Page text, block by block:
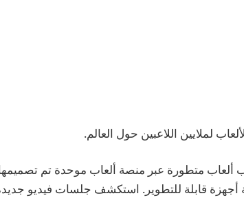
لملايين اللاعبين حول العالم.
ألعاب متطورة عبر منصة ألعاب موحدة تم
أجهزة قابلة للتطوير. استكشف جلسات فيديو